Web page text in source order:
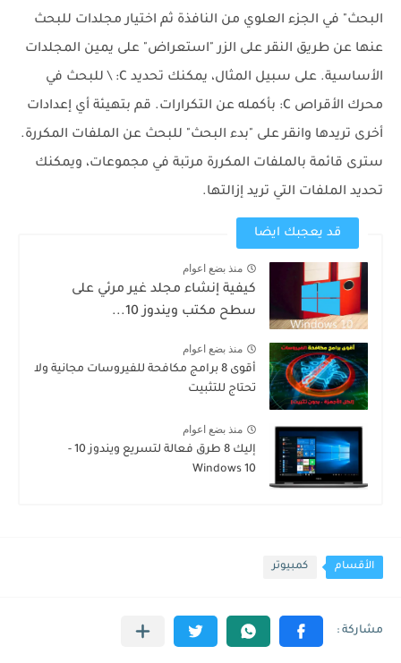
البحث" في الجزء العلوي من النافذة ثم اختيار مجلدات للبحث
عنها عن طريق النقر على الزر "استعراض" على يمين المجلدات
الأساسية. على سبيل المثال، يمكنك تحديد C: \ للبحث في
محرك الأقراص C: بأكمله عن التكرارات. قم بتهيئة أي إعدادات
أخرى تريدها وانقر على "بدء البحث" للبحث عن الملفات المكررة.
سترى قائمة بالملفات المكررة مرتبة في مجموعات، ويمكنك
تحديد الملفات التي تريد إزالتها.
قد يعجبك ايضا
منذ بضع اعوام
كيفية إنشاء مجلد غير مرئي على
سطح مكتب ويندوز 10...
منذ بضع اعوام
أقوى 8 برامج مكافحة للفيروسات مجانية ولا
تحتاج للتثبيت
منذ بضع اعوام
إليك 8 طرق فعالة لتسريع ويندوز 10 -
Windows 10
الأقسام كمبيوتر